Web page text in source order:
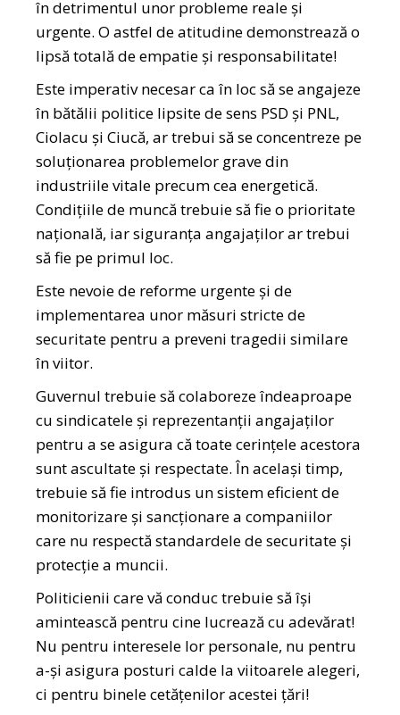
în detrimentul unor probleme reale și
urgente. O astfel de atitudine demonstrează o
lipsă totală de empatie și responsabilitate!
Este imperativ necesar ca în loc să se angajeze
în bătălii politice lipsite de sens PSD și PNL,
Ciolacu și Ciucă, ar trebui să se concentreze pe
soluționarea problemelor grave din
industriile vitale precum cea energetică.
Condițiile de muncă trebuie să fie o prioritate
națională, iar siguranța angajaților ar trebui
să fie pe primul loc.
Este nevoie de reforme urgente și de
implementarea unor măsuri stricte de
securitate pentru a preveni tragedii similare
în viitor.
Guvernul trebuie să colaboreze îndeaproape
cu sindicatele și reprezentanții angajaților
pentru a se asigura că toate cerințele acestora
sunt ascultate și respectate. În același timp,
trebuie să fie introdus un sistem eficient de
monitorizare și sancționare a companiilor
care nu respectă standardele de securitate și
protecție a muncii.
Politicienii care vă conduc trebuie să își
amintească pentru cine lucrează cu adevărat!
Nu pentru interesele lor personale, nu pentru
a-și asigura posturi calde la viitoarele alegeri,
ci pentru binele cetățenilor acestei țări!